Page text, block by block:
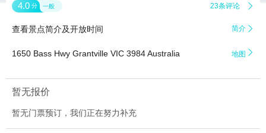
4.0 分 一般 23条评论 
查看景点简介及开放时间 简介 
1650 Bass Hwy Grantville VIC 3984 Australia 地图 
暂无报价
暂无门票预订，我们正在努力补充